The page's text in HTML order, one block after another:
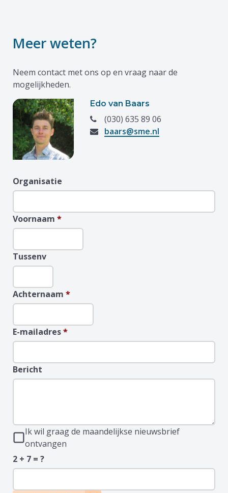
Meer weten?
Neem contact met ons op en vraag naar de
mogelijkheden.
Edo van Baars
(030) 635 89 06
baars@sme.nl
Organisatie
Voornaam *
Tussenv
Achternaam *
E-mailadres*
Bericht
Ik wil graag de maandelijkse nieuwsbrief
ontvangen
2 + 7 = ?